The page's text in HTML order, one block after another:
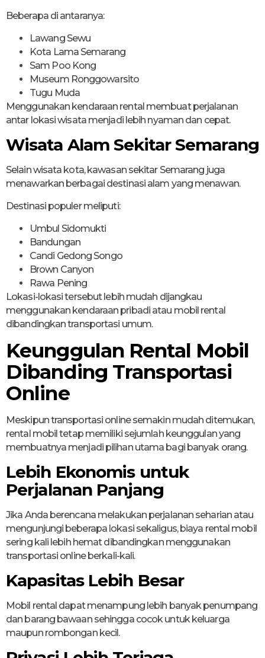
Beberapa di antaranya:
Lawang Sewu
Kota Lama Semarang
Sam Poo Kong
Museum Ronggowarsito
Tugu Muda
Menggunakan kendaraan rental membuat perjalanan
antar lokasi wisata menjadi lebih nyaman dan cepat.
Wisata Alam Sekitar Semarang
Selain wisata kota, kawasan sekitar Semarang juga
menawarkan berbagai destinasi alam yang menawan.
Destinasi populer meliputi:
Umbul Sidomukti
Bandungan
Candi Gedong Songo
Brown Canyon
Rawa Pening
Lokasi-lokasi tersebut lebih mudah dijangkau
menggunakan kendaraan pribadi atau mobil rental
dibandingkan transportasi umum.
Keunggulan Rental Mobil
Dibanding Transportasi
Online
Meskipun transportasi online semakin mudah ditemukan,
rental mobil tetap memiliki sejumlah keunggulan yang
membuatnya menjadi pilihan utama bagi banyak orang.
Lebih Ekonomis untuk
Perjalanan Panjang
Jika Anda berencana melakukan perjalanan seharian atau
mengunjungi beberapa lokasi sekaligus, biaya rental mobil
sering kali lebih hemat dibandingkan menggunakan
transportasi online berkali-kali.
Kapasitas Lebih Besar
Mobil rental dapat menampung lebih banyak penumpang
dan barang bawaan sehingga cocok untuk keluarga
maupun rombongan kecil.